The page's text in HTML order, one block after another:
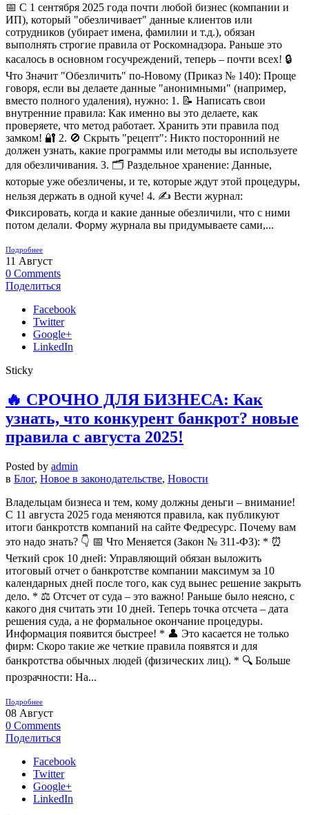
📅 С 1 сентября 2025 года почти любой бизнес (компании и
ИП), который "обезличивает" данные клиентов или
сотрудников (убирает имена, фамилии и т.д.), обязан
выполнять строгие правила от Роскомнадзора. Раньше это
касалось в основном госучреждений, теперь – почти всех! 🔒
Что Значит "Обезличить" по-Новому (Приказ № 140): Проще
говоря, если вы делаете данные "анонимными" (например,
вместо полного удаления), нужно: 1. 📝 Написать свои
внутренние правила: Как именно вы это делаете, как
проверяете, что метод работает. Хранить эти правила под
замком! 🔐 2. 🚫 Скрыть "рецепт": Никто посторонний не
должен узнать, какие программы или методы вы используете
для обезличивания. 3. 🗂️ Раздельное хранение: Данные,
которые уже обезличены, и те, которые ждут этой процедуры,
нельзя держать в одной куче! 4. ✍️ Вести журнал:
Фиксировать, когда и какие данные обезличили, что с ними
потом делали. Форму журнала вы придумываете сами,...
Подробнее
11 Август
0 Comments
Поделиться
Facebook
Twitter
Google+
LinkedIn
Sticky
🔥 СРОЧНО ДЛЯ БИЗНЕСА: Как
узнать, что конкурент банкрот? новые
правила с августа 2025!
Posted by admin
в Блог, Новое в законодательстве, Новости
Владельцам бизнеса и тем, кому должны деньги – внимание!
С 11 августа 2025 года меняются правила, как публикуют
итоги банкротств компаний на сайте Федресурс. Почему вам
это надо знать? 👇 📅 Что Меняется (Закон № 311-ФЗ): * ⏰
Четкий срок 10 дней: Управляющий обязан выложить
итоговый отчет о банкротстве компании максимум за 10
календарных дней после того, как суд вынес решение закрыть
дело. * ⚖️ Отсчет от суда – это важно! Раньше было неясно, с
какого дня считать эти 10 дней. Теперь точка отсчета – дата
решения суда, а не формальное окончание процедуры.
Информация появится быстрее! * 👤 Это касается не только
фирм: Скоро такие же четкие правила появятся и для
банкротства обычных людей (физических лиц). * 🔍 Больше
прозрачности: На...
Подробнее
08 Август
0 Comments
Поделиться
Facebook
Twitter
Google+
LinkedIn